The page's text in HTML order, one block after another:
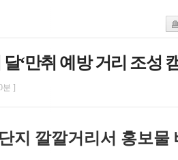
‘만취 예방 거리 조성
분 ]
지 깔깔거리서 홍보물